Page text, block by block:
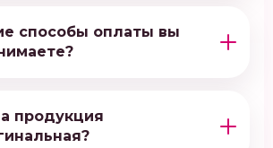
способы оплаты вы
продукция